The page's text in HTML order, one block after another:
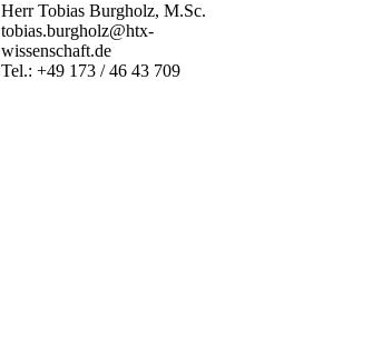
Herr Tobias Burgholz, M.Sc.
tobias.burgholz@htx-
wissenschaft.de
Tel.: +49 173 / 46 43 709